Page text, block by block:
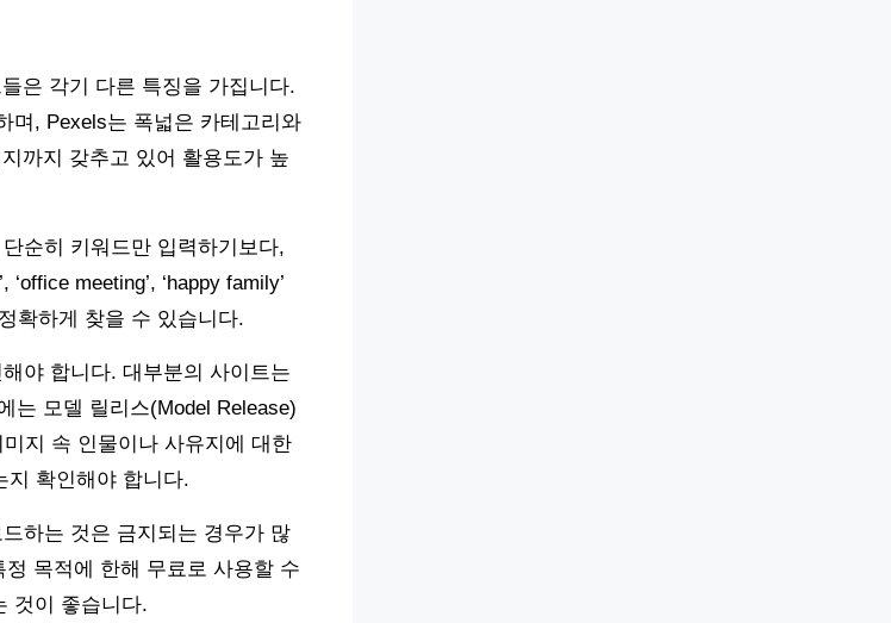
은 각기 다른 특징을 가집니다.
며, Pexels는 폭넓은 카테고리와
까지 갖추고 있어 활용도가 높
순히 키워드만 입력하기보다,
‘office meeting’, ‘happy family’
확하게 찾을 수 있습니다.
야 합니다. 대부분의 사이트는
는 모델 릴리스(Model Release)
지 속 인물이나 사유지에 대한
지 확인해야 합니다.
하는 것은 금지되는 경우가 많
목적에 한해 무료로 사용할 수
것이 좋습니다.